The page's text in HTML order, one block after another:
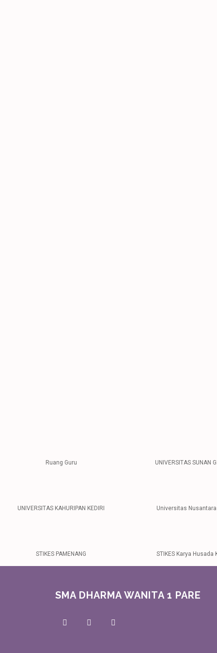
Ruang Guru UNIVERSITAS SUNAN
UNIVERSITAS KAHURIPAN KEDIRI Universitas Nusantara
STIKES PAMENANG STIKES Karya Husada
SMA DHARMA WANITA 1 PARE